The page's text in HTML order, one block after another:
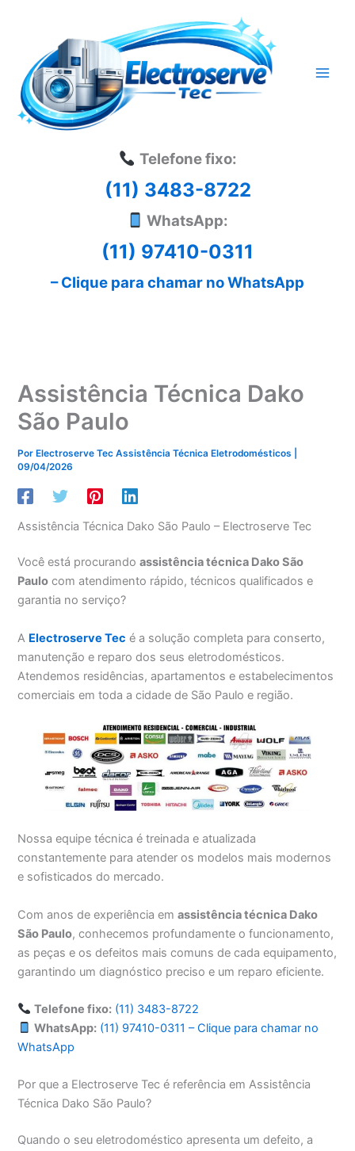
conteúdo
Telefone fixo:
(11) 3483-8722
WhatsApp:
(11) 97410-0311
– Clique para chamar no WhatsApp
Assistência Técnica Dako
São Paulo
Por Electroserve Tec Assistência Técnica Eletrodomésticos
09/04/2026
Assistência Técnica Dako São Paulo – Electroserve Tec
Você está procurandoassistência técnica Dako São
Paulo com atendimento rápido, técnicos qualificados e
garantia no serviço?
A Electroserve Tec é a solução completa para conserto,
manutenção e reparo dos seus eletrodomésticos.
Atendemos residências, apartamentos e estabelecimentos
comerciais em toda a cidade de São Paulo e região.
Nossa equipe técnica é treinada e atualizada
constantemente para atender os modelos mais modernos
e sofisticados do mercado.
Com anos de experiência emassistência técnica Dako
São Paulo, conhecemos profundamente o funcionamento,
as peças e os defeitos mais comuns de cada equipamento,
garantindo um diagnóstico preciso e um reparo eficiente.
Telefone fixo: (11) 3483-8722
WhatsApp: (11) 97410-0311 – Clique para chamar no
WhatsApp
Por que a Electroserve Tec é referência em Assistência
Técnica Dako São Paulo?
Quando o seu eletrodoméstico apresenta um defeito, a